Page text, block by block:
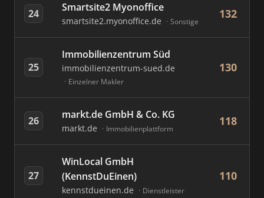
24 Smartsite2 Myonoffice
smartsite2.myonoffice.de Sonstige
132
25
Immobilienzentrum Süd
immobilienzentrum-sued.de
Einzelner Makler
130
26 markt.de GmbH & Co. KG
markt.de Immobilienplattform
118
27
WinLocal GmbH
(KennstDuEinen)
kennstdueinen.de Dienstleister
110